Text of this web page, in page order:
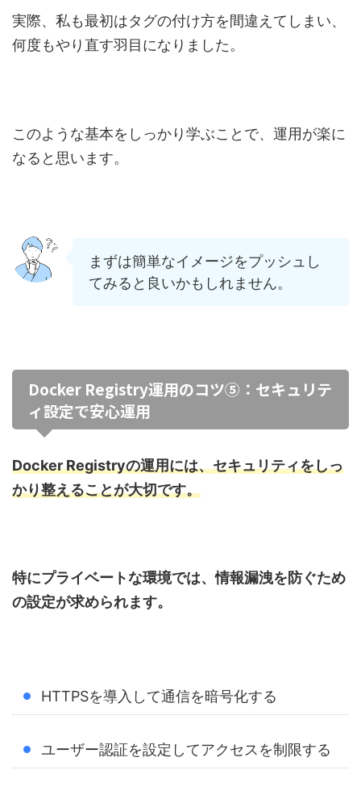
実際、私も最初はタグの付け方を間違えてしまい、
何度もやり直す羽目になりました。
このような基本をしっかり学ぶことで、運用が楽に
なると思います。
まずは簡単なイメージをプッシュし
てみると良いかもしれません。
Docker Registry運用のコツ⑤：セキュリテ
ィ設定で安心運用
Docker Registryの運用には、セキュリティをしっ
かり整えることが大切です。
特にプライベートな環境では、情報漏洩を防ぐため
の設定が求められます。
HTTPSを導入して通信を暗号化する
ユーザー認証を設定してアクセスを制限する